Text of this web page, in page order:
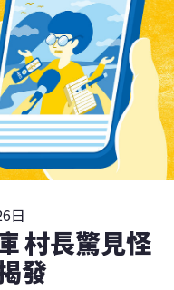
日
村長驚見怪
發